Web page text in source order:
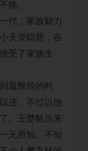
晓。
代，家族财力
天资聪慧，在
受了家族生
最辉煌的时
迹。不过以他
。王楚帆历来
无所知。不知